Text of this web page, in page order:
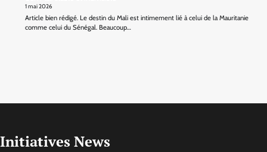
1 mai 2026
Article bien rédigé. Le destin du Mali est intimement lié à celui de la Mauritanie
comme celui du Sénégal. Beaucoup…
Initiatives News